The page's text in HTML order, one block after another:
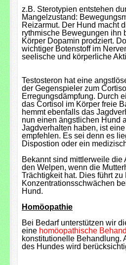
z.B. Sterotypien entstehen
Mangelzustand:
Reizarmut. Der Hund macht
rythmische Bewegungen ihn
Körper Dopamin prodziert.
wichtiger Botenstoff im
seelische und körperliche
Testosteron hat eine
der Gegenspieler zum
Erregungsdämpfung. Durch
das Cortisol im Körper freie
hemmt ebenfalls das
nun einen ängstlichen Hund
Jagdverhalten haben, ist
empfehlen. Es sei denn es
Dispostion oder ein
Bekannt sind mittlerweile die
den Welpen, wenn die
Trächtigkeit hat. Dies führt
Konzentrationsschwächen
Hund.
Homöopathie
Bei Bedarf unterstützen wir
eine homöopathische
konstitutionelle Behandlung.
des Hundes wird